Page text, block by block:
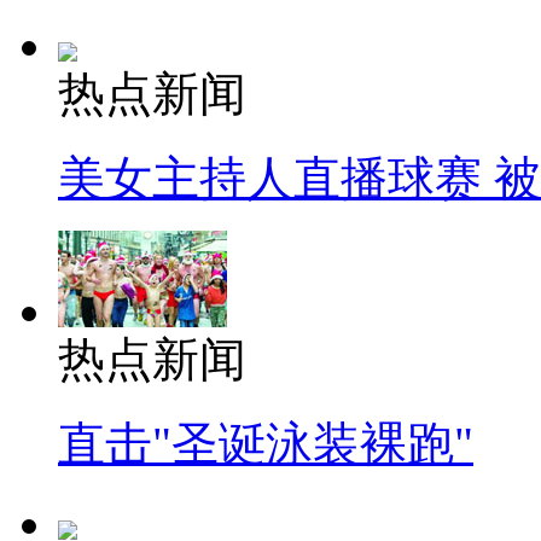
热点新闻
美女主持人直播球赛
热点新闻
直击"圣诞泳装裸跑"